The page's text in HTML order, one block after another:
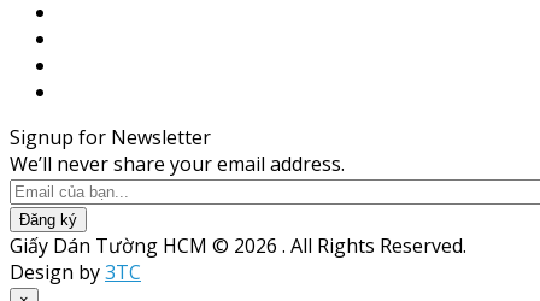
Signup for Newsletter
We’ll never share your email address.
Đăng ký
Giấy Dán Tường HCM © 2026 . All Rights Reserved.
Design by3TC